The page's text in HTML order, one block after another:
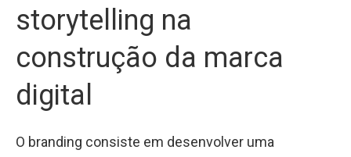
storytelling na
construção da marca
digital
O branding consiste em desenvolver uma